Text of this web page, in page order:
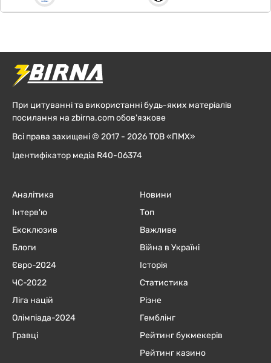
При цитуванні та використанні будь-яких матеріалів
посилання на zbirna.com обов'язкове
Всі права захищені © 2017 - 2026 ТОВ «ПМХ»
Ідентифікатор медіа R40-06374
Аналітика
Інтерв'ю
Ексклюзив
Блоги
Євро-2024
ЧC-2022
Ліга націй
Олімпіада-2024
Гравці
Новини
Топ
Важливе
Війна в Україні
Історія
Статистика
Різне
Гемблінг
Рейтинг букмекерів
Рейтинг казино